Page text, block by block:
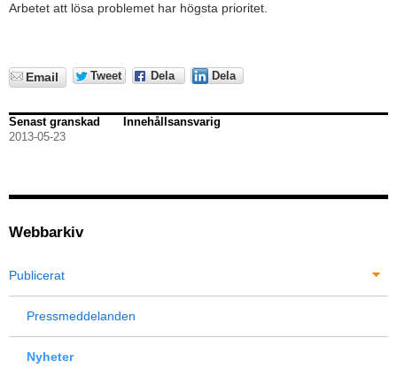
Arbetet att lösa problemet har högsta prioritet.
Email Tweet Dela Dela
Senast granskad
2013-05-23
Innehållsansvarig
Webbarkiv
Publicerat
Pressmeddelanden
Nyheter